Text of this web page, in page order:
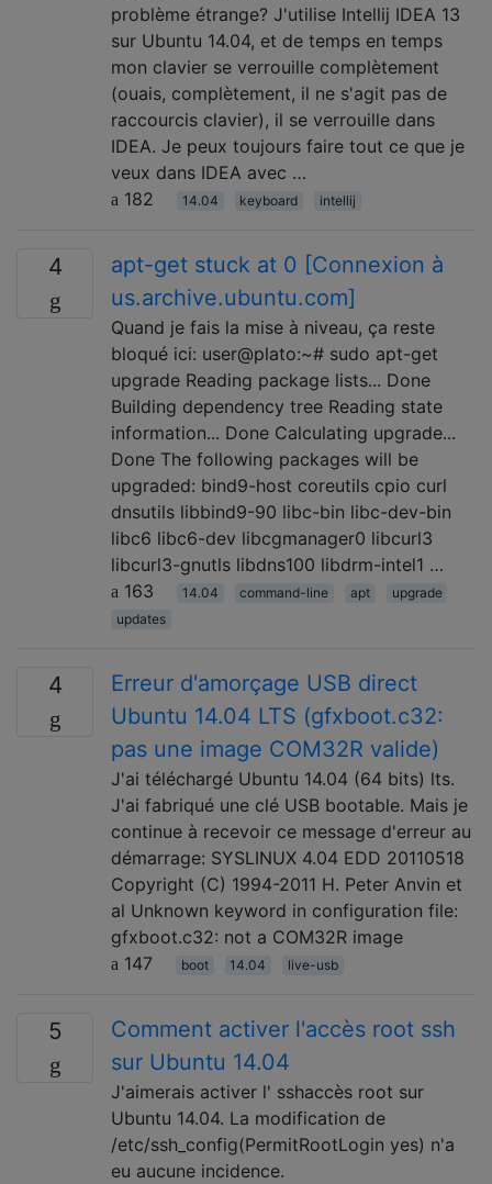
problème étrange? J'utilise Intellij IDEA 13
sur Ubuntu 14.04, et de temps en temps
mon clavier se verrouille complètement
(ouais, complètement, il ne s'agit pas de
raccourcis clavier), il se verrouille dans
IDEA. Je peux toujours faire tout ce que je
veux dans IDEA avec …
182
14.04 keyboard intellij
4
apt-get stuck at 0 [Connexion à
us.archive.ubuntu.com]
Quand je fais la mise à niveau, ça reste
bloqué ici: user@plato:~# sudo apt-get
upgrade Reading package lists... Done
Building dependency tree Reading state
information... Done Calculating upgrade...
Done The following packages will be
upgraded: bind9-host coreutils cpio curl
dnsutils libbind9-90 libc-bin libc-dev-bin
libc6 libc6-dev libcgmanager0 libcurl3
libcurl3-gnutls libdns100 libdrm-intel1 …
163
14.04 command-line apt
upgrade
updates
4
Erreur d'amorçage USB direct
Ubuntu 14.04 LTS (gfxboot.c32:
pas une image COM32R valide)
J'ai téléchargé Ubuntu 14.04 (64 bits) lts.
J'ai fabriqué une clé USB bootable. Mais je
continue à recevoir ce message d'erreur au
démarrage: SYSLINUX 4.04 EDD 20110518
Copyright (C) 1994-2011 H. Peter Anvin et
al Unknown keyword in configuration file:
gfxboot.c32: not a COM32R image
147
boot 14.04 live-usb
5
Comment activer l'accès root ssh
sur Ubuntu 14.04
J'aimerais activer l' sshaccès root sur
Ubuntu 14.04. La modification de
/etc/ssh_config(PermitRootLogin yes) n'a
eu aucune incidence.